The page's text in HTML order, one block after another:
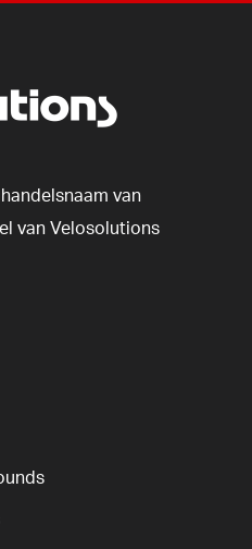
handelsnaam van
van Velosolutions